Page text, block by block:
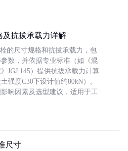
及抗拔承载力详解
的尺寸规格和抗拔承载力，包
数，并依据专业标准（如《混
JGJ 145）提供抗拔承载力计算
强度C30下设计值约80kN）。
响因素及选型建议，适用于工
尺寸